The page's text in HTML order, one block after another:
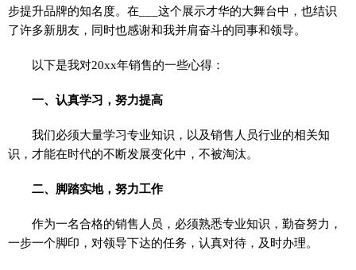
步提升品牌的知名度。在___这个展示才华的大舞台中，也结识
了许多新朋友，同时也感谢和我并肩奋斗的同事和领导。
以下是我对20xx年销售的一些心得：
一、认真学习，努力提高
我们必须大量学习专业知识，以及销售人员行业的相关知
识，才能在时代的不断发展变化中，不被淘汰。
二、脚踏实地，努力工作
作为一名合格的销售人员，必须熟悉专业知识，勤奋努力，
一步一个脚印，对领导下达的任务，认真对待，及时办理。